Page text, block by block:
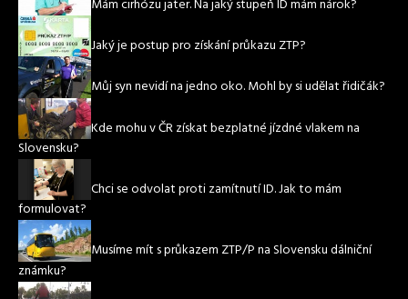
Mám cirhózu jater. Na jaký stupeň ID mám nárok?
Jaký je postup pro získání průkazu ZTP?
Můj syn nevidí na jedno oko. Mohl by si udělat řidičák?
Kde mohu v ČR získat bezplatné jízdné vlakem na
Slovensku?
Chci se odvolat proti zamítnutí ID. Jak to mám
formulovat?
Musíme mít s průkazem ZTP/P na Slovensku dálniční
známku?